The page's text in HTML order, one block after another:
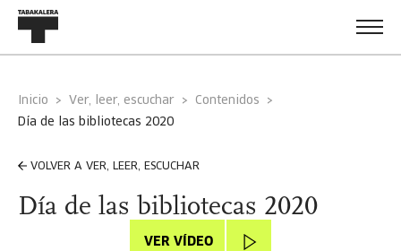
Inicio Ver, leer, escuchar
Contenidos
día de las bibliotecas 2020
VOLVER A VER, LEER, ESCUCHAR
Día de las bibliotecas 2020
VER VÍDEO